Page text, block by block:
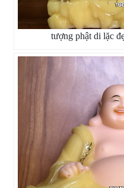
tượng phật di lặc